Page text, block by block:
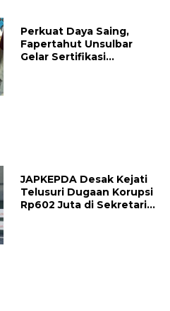
Perkuat Daya Saing,
Fapertahut Unsulbar
Gelar Sertifikasi
JAPKEPDA Desak Kejati
Telusuri Dugaan Korupsi
Rp602 Juta di Sekretariat